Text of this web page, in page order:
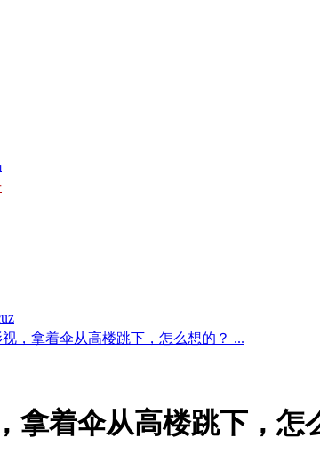
，拿着伞从高楼跳下，怎么想的？ ...
拿着伞从高楼跳下，怎